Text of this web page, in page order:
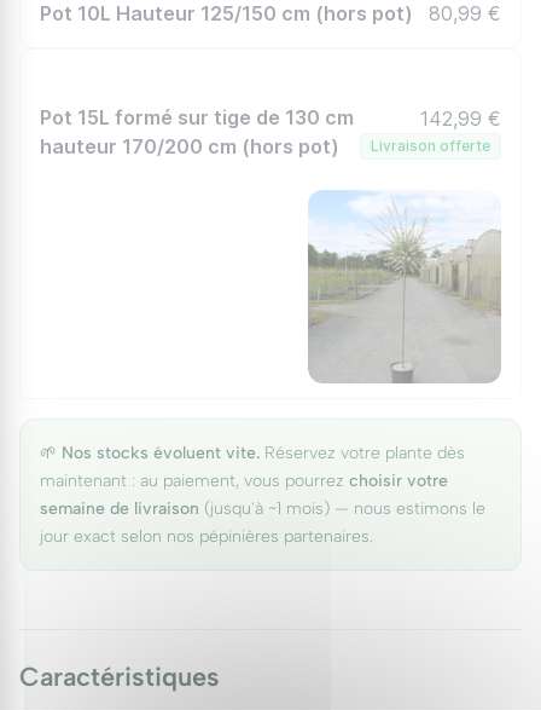
Pot 10L Hauteur 125/150 cm (hors pot) 80,99 €
Pot 15L formé sur tige de 130 cm
hauteur 170/200 cm (hors pot)
142,99 €
Livraison offerte
🌱 Nos stocks évoluent vite. Réservez votre plante dès
maintenant : au paiement, vous pourrez choisir votre
semaine de livraison (jusqu'à ~1 mois) — nous estimons le
jour exact selon nos pépinières partenaires.
Caractéristiques